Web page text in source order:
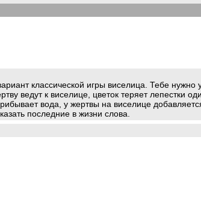
классической игры виселица. Тебе
ведут к виселице, цветок теряет лепестки
вода, у жертвы на виселице
последние в жизни слова.